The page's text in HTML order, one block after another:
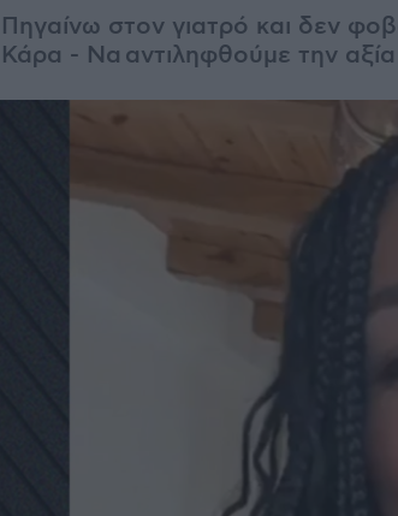
Πηγαίνω στον γιατρό και δεν
Κάρα - Να αντιληφθούμε την